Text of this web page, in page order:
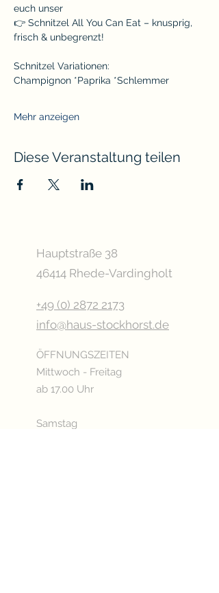
euch unser
👉 Schnitzel All You Can Eat – knusprig,
frisch & unbegrenzt!
Schnitzel Variationen:
Champignon *Paprika *Schlemmer
Mehr anzeigen
Diese Veranstaltung teilen
Hauptstraße 38
46414 Rhede-Vardingholt
+49 (0) 2872 2173
info@haus-stockhorst.de
ÖFFNUNGSZEITEN
Mittwoch - Freitag
ab 17.00 Uhr
Samstag